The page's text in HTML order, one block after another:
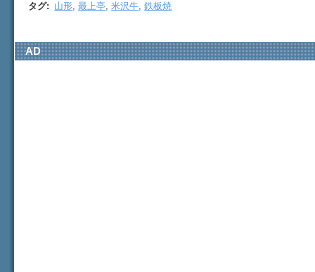
タグ: 山形, 最上亭, 米沢牛, 鉄板焼
AD